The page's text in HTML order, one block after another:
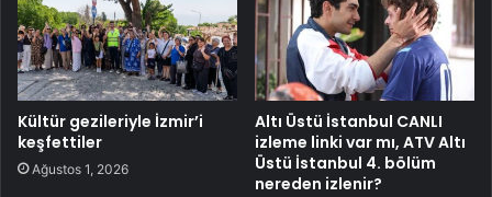
Kültür gezileriyle İzmir’i
keşfettiler
Ağustos 1, 2026
Altı Üstü İstanbul CANLI
izleme linki var mı, ATV Altı
Üstü İstanbul 4. bölüm
nereden izlenir?